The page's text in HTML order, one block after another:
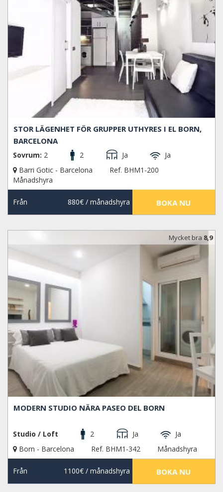
STOR LÄGENHET FÖR GRUPPER UTHYRES I EL BORN,
BARCELONA
Sovrum: 2 2 Ja
Ja
Barri Gotic - Barcelona
Ref. BHM1-200
Månadshyra
Från 880€/ månadshyra BOKA NU
Mycket bra 8,9
MODERN STUDIO NÄRA PASEO DEL BORN
Studio / Loft 2 Ja
Ja
Born - Barcelona
Ref. BHM1-342 Månadshyra
Från 1100€/ månadshyra BOKA NU